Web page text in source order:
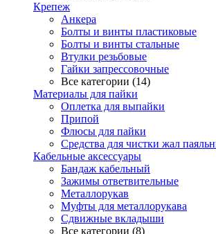
Крепеж
Анкера
Болты и винты пластиковые
Болты и винты стальные
Втулки резьбовые
Гайки запрессовочные
Все категории (14)
Материалы для пайки
Оплетка для выпайки
Припой
Флюсы для пайки
Средства для чистки жал
Кабельные аксессуары
Бандаж кабельный
Зажимы ответвительные
Металлорукав
Муфты для металлорукава
Сдвижные вкладыши
Все категории (8)